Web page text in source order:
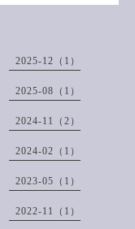
2025-12（1）
2025-08（1）
2024-11（2）
2024-02（1）
2023-05（1）
2022-11（1）